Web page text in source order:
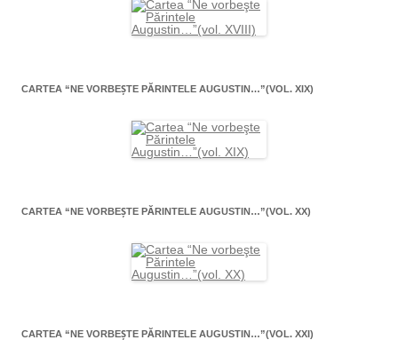
CARTEA “NE VORBEŞTE PĂRINTELE AUGUSTIN…”(VOL. XIX)
CARTEA “NE VORBEŞTE PĂRINTELE AUGUSTIN…”(VOL. XX)
CARTEA “NE VORBEŞTE PĂRINTELE AUGUSTIN…”(VOL. XXI)